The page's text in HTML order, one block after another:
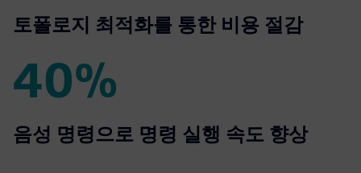
90%
토폴로지 최적화를 통한 비용 절감
40%
40%
음성 명령으로 명령 실행 속도 향상